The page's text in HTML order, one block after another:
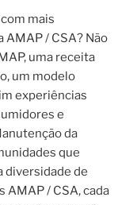
mais
/ CSA? Não
uma receita
um modelo
experiências
e
da
que
diversidade de
AMAP / CSA, cada